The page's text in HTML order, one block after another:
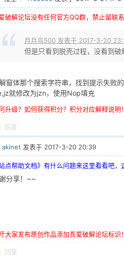
破解论坛没有任何官方QQ群，禁止留联
月月鸟500 发表于 2017-3-20
但是只看到脱壳过程，没看到
窗体那个搜索字符串，找到提示失败
就修改为jzn，使用Nop填充
升级？如何获得积分？积分对应解释说明
回复
akinet 发表于 2017-3-20 20:39
站点帮助文档》有什么问题来这里看看吧
分享！~~
大家发布原创作品添加吾爱破解论坛标识
回复